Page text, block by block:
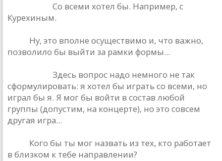
Со всеми хотел бы. Например, с
Курехиным.
Ну, это вполне осуществимо и, что важно,
позволило бы выйти за рамки формы...
Здесь вопрос надо немного не так
сформулировать: я хотел бы играть со всеми, но
играл бы я. Я мог бы войти в состав любой
группы (допустим, на концерте), но это совсем
другая игра...
Кого бы ты мог назвать из тех, кто работает
в близком к тебе направлении?